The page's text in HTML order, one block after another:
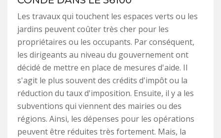
Les travaux qui touchent les espaces verts ou les
jardins peuvent coûter très cher pour les
propriétaires ou les occupants. Par conséquent,
les dirigeants au niveau du gouvernement ont
décidé de mettre en place de mesures d'aide. Il
s'agit le plus souvent des crédits d'impôt ou la
réduction du taux d'imposition. Ensuite, il y a les
subventions qui viennent des mairies ou des
régions. Ainsi, les dépenses pour les opérations
peuvent être réduites très fortement. Mais, la